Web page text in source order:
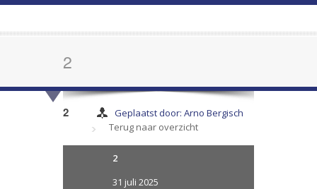
2
2
Geplaatst door: Arno Bergisch
Terug naar overzicht
2
31 juli 2025